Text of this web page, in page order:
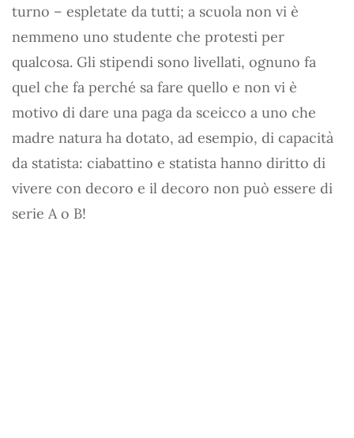
turno – espletate da tutti; a scuola non vi è
nemmeno uno studente che protesti per
qualcosa. Gli stipendi sono livellati, ognuno fa
quel che fa perché sa fare quello e non vi è
motivo di dare una paga da sceicco a uno che
madre natura ha dotato, ad esempio, di capacità
da statista: ciabattino e statista hanno diritto di
vivere con decoro e il decoro non può essere di
serie A o B!